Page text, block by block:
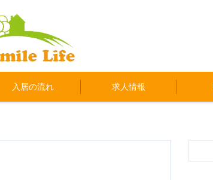
入居の流れ 求人情報